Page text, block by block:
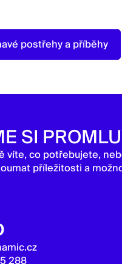
postřehy a příběhy
SI
víte, co potřebujete,
příležitosti a